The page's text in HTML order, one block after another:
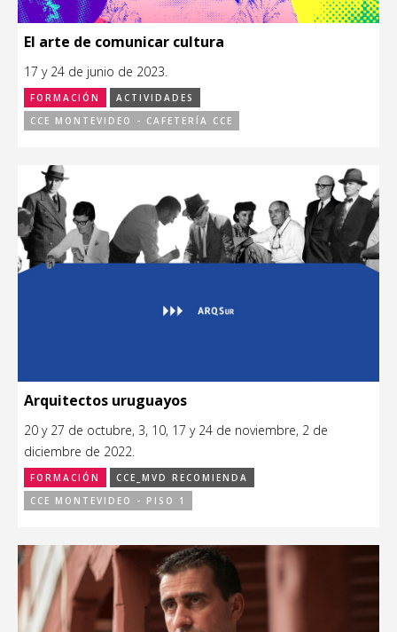
El arte de comunicar cultura
17 y 24 de junio de 2023.
FORMACIÓN
ACTIVIDADES
CCE MONTEVIDEO - CAFETERÍA CCE
Arquitectos uruguayos
20 y 27 de octubre, 3, 10, 17 y 24 de noviembre, 2 de
diciembre de 2022.
FORMACIÓN
CCE_MVD RECOMIENDA
CCE MONTEVIDEO - PISO 1